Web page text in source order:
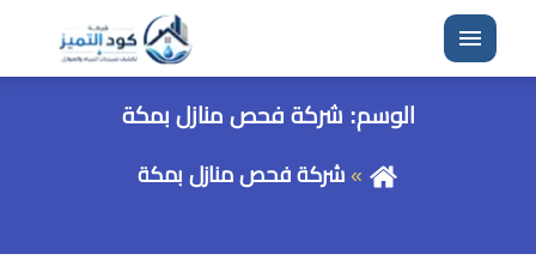
القائمة
الوسم: شركة فحص منازل بمكة
شركة فحص منازل بمكة